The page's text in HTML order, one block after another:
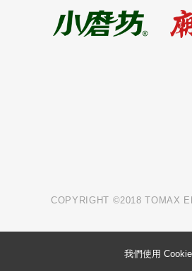
COPYRIGHT ©2018 TOMAX
我們使用